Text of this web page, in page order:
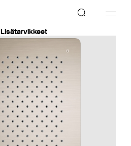
Lisätarvikkeet